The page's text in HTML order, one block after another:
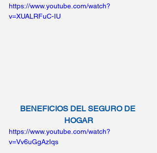
https://www.youtube.com/watch?
v=XUALRFuC-IU
BENEFICIOS DEL SEGURO DE
HOGAR
https://www.youtube.com/watch?
v=Vv6uGgAzIqs